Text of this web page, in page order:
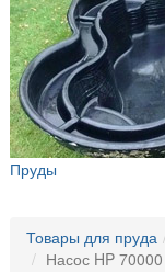
Пруды
Товары для пруда
Насос HP